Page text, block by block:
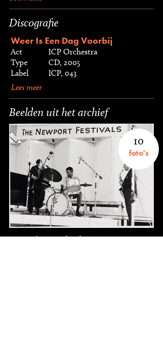
Discografie
Weer Is Een Dag Voorbij
Act
ICP Orchestra
Type
CD, 2005
Label
ICP, 043
Lees meer
Beelden uit het archief
10
foto's
Fotograaf Jaap van der Klomp